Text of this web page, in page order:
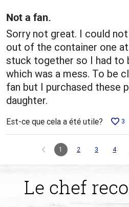
Not a fan.
Sorry not great. I could
out of the container one
stuck together so I had to
which was a mess. To be
fan but I purchased these
daughter.
Est-ce que cela a été utile? 3
1 2 3 4
Le chef